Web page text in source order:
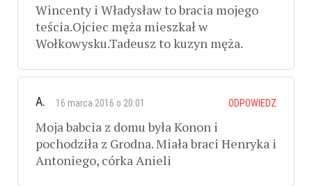
Wincenty i Władysław to bracia mojego
teścia.Ojciec męża mieszkał w
Wołkowysku.Tadeusz to kuzyn męża.
A. 16 marca 2016 o 20:01 ODPOWIEDZ
Moja babcia z domu była Konon i
pochodziła z Grodna. Miała braci Henryka i
Antoniego, córka Anieli